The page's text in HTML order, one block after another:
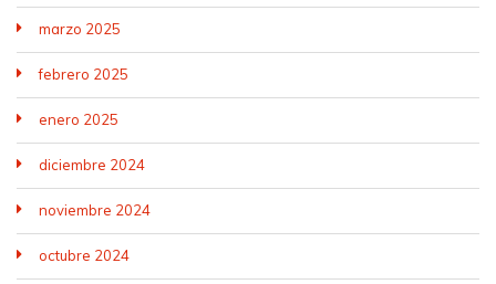
marzo 2025
febrero 2025
enero 2025
diciembre 2024
noviembre 2024
octubre 2024